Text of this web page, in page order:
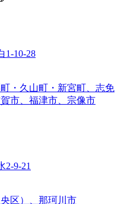
1-10-28
・久山町・新宮町、志免
市、福津市、宗像市
2-9-21
区）、那珂川市